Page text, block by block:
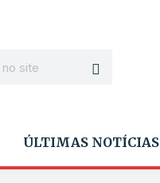
ÚLTIMAS NOTÍCIAS